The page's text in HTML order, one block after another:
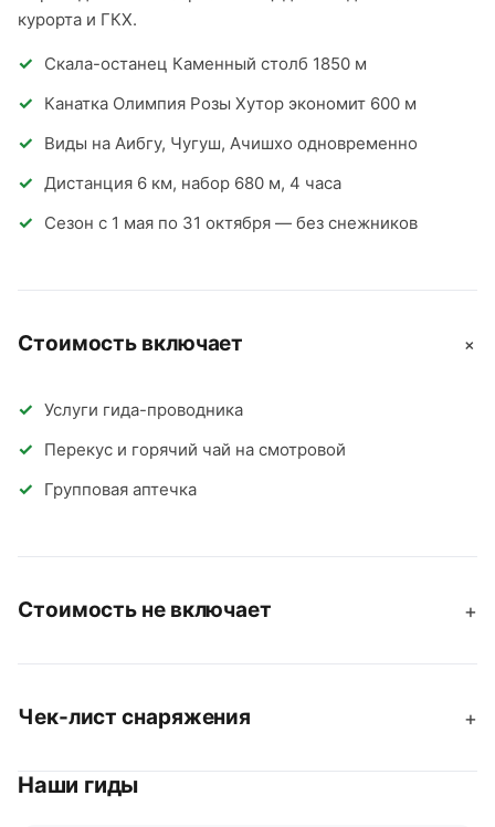
курорта и ГКХ.
Скала-останец Каменный столб 1850 м
Канатка Олимпия Розы Хутор экономит 600 м
Виды на Аибгу, Чугуш, Ачишхо одновременно
Дистанция 6 км, набор 680 м, 4 часа
Сезон с 1 мая по 31 октября — без снежников
Стоимость включает +
Услуги гида-проводника
Перекус и горячий чай на смотровой
Групповая аптечка
Стоимость не включает +
Чек-лист снаряжения +
Наши гиды